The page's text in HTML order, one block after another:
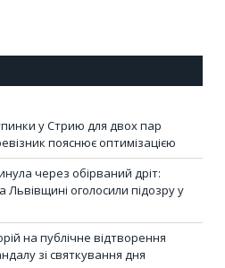
у Стрию для двох пар
пояснює оптимізацією
через обірваний дріт:
оголосили підозру у
на публічне відтворення
зі святкування дня